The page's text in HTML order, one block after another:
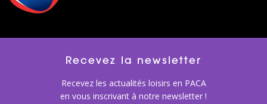
Recevez la newsletter
Recevez les actualités loisirs en PACA
en vous inscrivant à notre newsletter !